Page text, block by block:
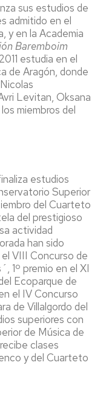
sus estudios de
admitido en el
y en la Academia
Baremboim
estudia en el
de Aragón, donde
Levitan, Oksana
miembros del
estudios
Superior
del Cuarteto
del prestigioso
actividad
han sido
VIII Concurso de
1º premio en el XI
Ecoparque de
el IV Concurso
de Villalgordo del
superiores con
de Música de
clases
y del Cuarteto